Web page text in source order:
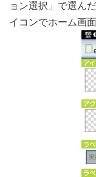
ョン選択」で選ん
イコンでホーム画